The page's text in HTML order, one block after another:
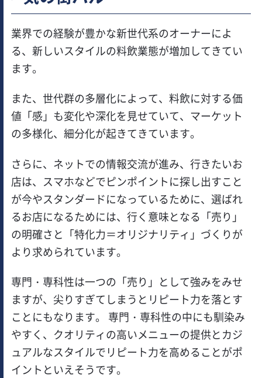
業界での経験が豊かな新世代系のオーナーによ
る、新しいスタイルの料飲業態が増加してきてい
ます。
また、世代群の多層化によって、料飲に対する価
値「感」も変化や深化を見せていて、マーケット
の多様化、細分化が起きてきています。
さらに、ネットでの情報交流が進み、行きたいお
店は、スマホなどでピンポイントに探し出すこと
が今やスタンダードになっているために、選ばれ
るお店になるためには、行く意味となる「売り」
の明確さと「特化力＝オリジナリティ」づくりが
より求められています。
専門・専科性は一つの「売り」として強みをみせ
ますが、尖りすぎてしまうとリピート力を落とす
ことにもなります。 専門・専科性の中にも馴染み
やすく、クオリティの高いメニューの提供とカジ
ュアルなスタイルでリピート力を高めることがポ
イントといえそうです。